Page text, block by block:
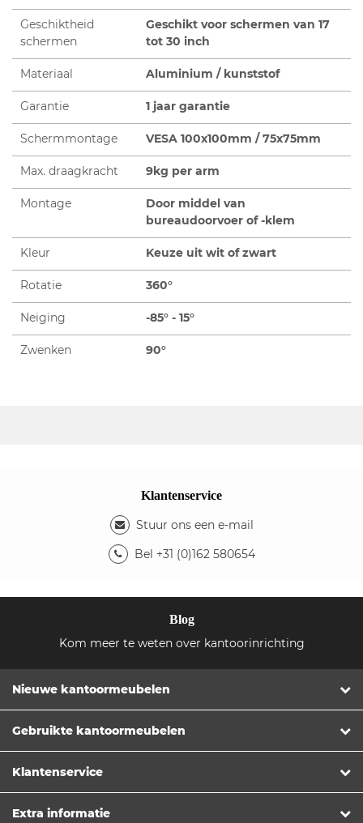
Geschiktheid
schermen
Geschikt voor schermen van 17
tot 30 inch
Materiaal Aluminium / kunststof
Garantie 1 jaar garantie
Schermmontage VESA 100x100mm / 75x75mm
Max. draagkracht 9kg per arm
Montage
Door middel van
bureaudoorvoer of -klem
Kleur Keuze uit wit of zwart
Rotatie 360°
Neiging -85° - 15°
Zwenken 90°
Klantenservice
Stuur ons een e-mail
Bel +31 (0)162 580654
Blog
Kom meer te weten over kantoorinrichting
Nieuwe kantoormeubelen
Gebruikte kantoormeubelen
Klantenservice
Extra informatie